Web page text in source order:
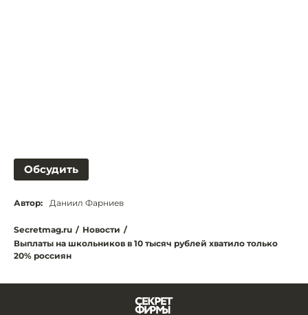
Обсудить
Автор: Даниил Фарниев
Secretmag.ru / Новости /
Выплаты на школьников в 10 тысяч рублей хватило только
20% россиян